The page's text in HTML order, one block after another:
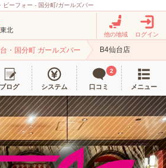
ビーフォー - 国分町/ガールズバー
東北
他の地域 ログイン
・国分町 ガールズバー B4仙台店
ブログ システム 口コミ
2
メニュー